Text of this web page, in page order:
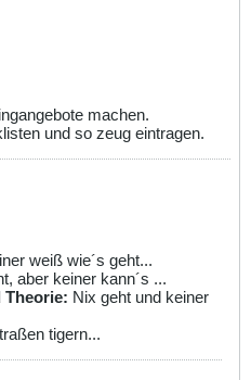
machen.
und so zeug eintragen.
weiß wie´s geht...
aber keiner kann´s ...
Theorie: Nix geht und keiner
tigern...